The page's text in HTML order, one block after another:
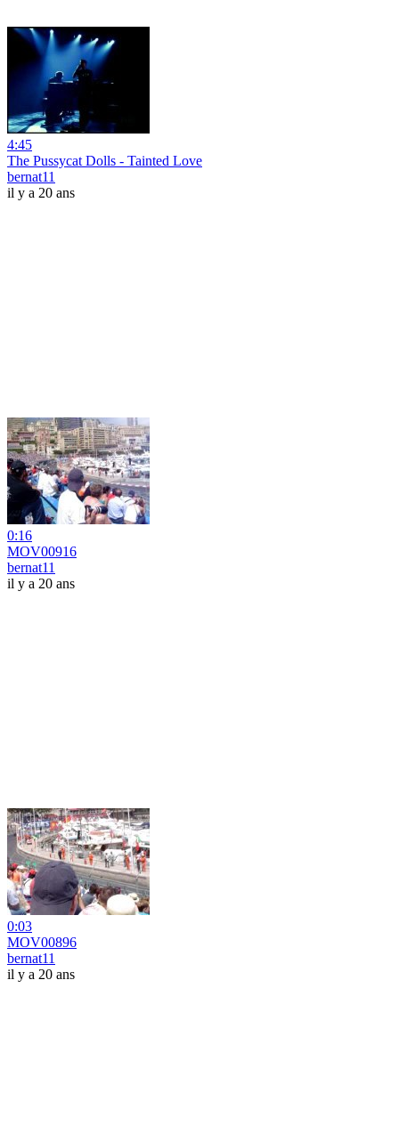
4:45
The Pussycat Dolls - Tainted Love
bernat11
il y a 20 ans
0:16
MOV00916
bernat11
il y a 20 ans
0:03
MOV00896
bernat11
il y a 20 ans